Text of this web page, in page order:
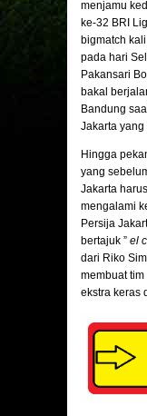
menjamu
ke-32 BRI
bigmatch
pada hari
Pakansari
bakal
Bandung
Jakarta
Hingga
yang
Jakarta
mengalami
Persija
bertajuk ” el
dari Riko
membuat
ekstra keras